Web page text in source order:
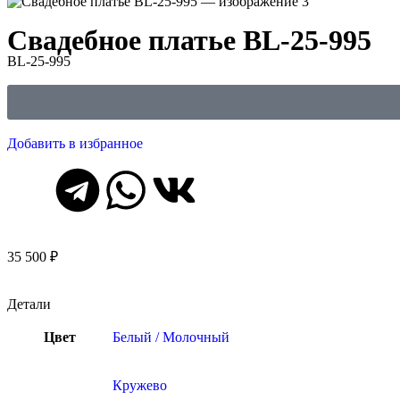
Свадебное платье BL-25-995
BL-25-995
Добавить в избранное
35 500 ₽
Детали
Цвет Белый / Молочный
Кружево